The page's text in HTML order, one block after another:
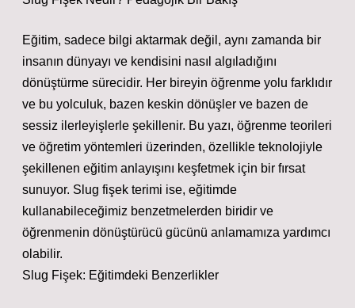
Eğitim, sadece bilgi aktarmak değil, aynı zamanda bir
insanın dünyayı ve kendisini nasıl algıladığını
dönüştürme sürecidir. Her bireyin öğrenme yolu farklıdır
ve bu yolculuk, bazen keskin dönüşler ve bazen de
sessiz ilerleyişlerle şekillenir. Bu yazı, öğrenme teorileri
ve öğretim yöntemleri üzerinden, özellikle teknolojiyle
şekillenen eğitim anlayışını keşfetmek için bir fırsat
sunuyor. Slug fişek terimi ise, eğitimde
kullanabileceğimiz benzetmelerden biridir ve
öğrenmenin dönüştürücü gücünü anlamamıza yardımcı
olabilir.
Slug Fişek: Eğitimdeki Benzerlikler